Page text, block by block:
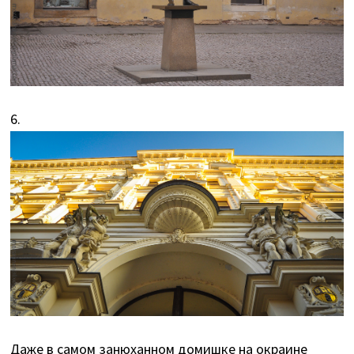
6.
Даже в самом занюханном домишке на окраине